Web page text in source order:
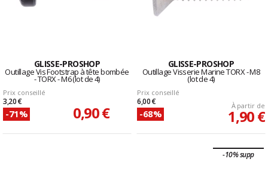
GLISSE-PROSHOP
Outillage Vis Footstrap à tête bombée
- TORX - M6 (lot de 4)
Prix conseillé
3,20 €
-71% 0,90 €
GLISSE-PROSHOP
Outillage Visserie Marine TORX - M8
(lot de 4)
Prix conseillé
6,00 €
-68%
À partir de
1,90 €
-10% supp